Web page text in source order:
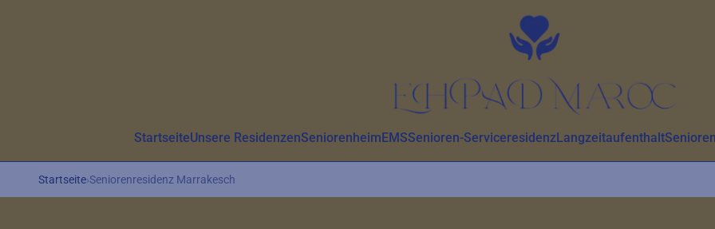
StartseiteUnsere ResidenzenSeniorenheimEMSSenioren-ServiceresidenzLangzeitaufenthalt
Startseite›Seniorenresidenz Marrakesch